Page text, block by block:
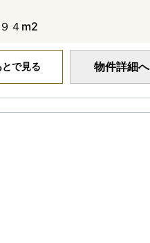
４m2
とで見る 物件詳細へ